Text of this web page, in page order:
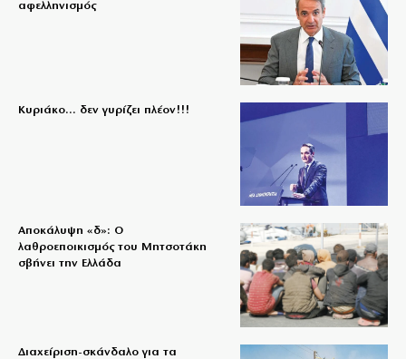
αφελληνισμός
Κυριάκο… δεν γυρίζει πλέον!!!
Αποκάλυψη «δ»: Ο
λαθροεποικισμός του Μητσοτάκη
σβήνει την Ελλάδα
Διαχείριση-σκάνδαλο για τα